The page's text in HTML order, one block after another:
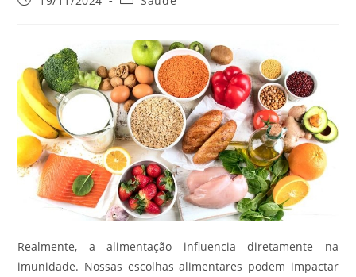
Realmente, a alimentação influencia diretamente na
imunidade. Nossas escolhas alimentares podem impactar